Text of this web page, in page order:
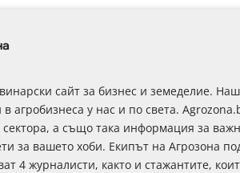
сайт за бизнес и земеделие.
агробизнеса у нас и по света.
а също така информация за
за вашето хоби. Екипът на Агрозона
4 журналисти, както и стажантите,